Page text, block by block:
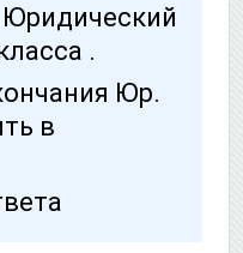
Юридический
.
Юр.
в